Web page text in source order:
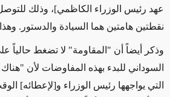
عهد رئيس الوزراء الكاظمي]، وذلك
نقطتين هامتين هما السيادة والدستور.
وذكر أيضاً أن "المقاومة" لا تضغط حالياً
السوداني للبدء بهذه المفاوضات لأن
التي يواجهها رئيس الوزراء و[لإعطائه]